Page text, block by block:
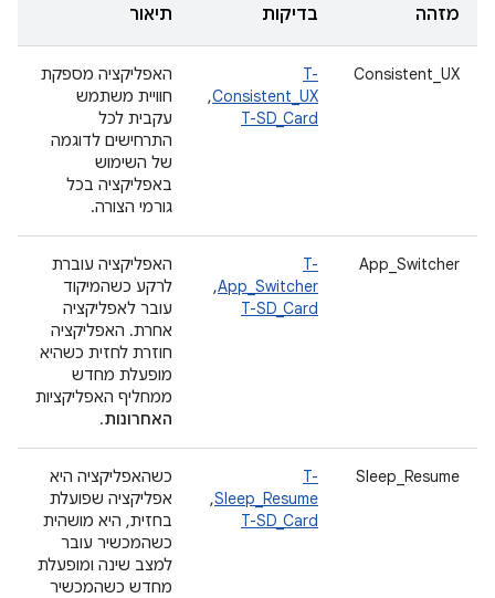
מזהה בדיקות תיאור
Consistent_UX
T-
Consistent_UX
,
T-SD_Card
האפליקציה מספקת
חוויית משתמש
עקבית לכל
התרחישים לדוגמה
של השימוש
באפליקציה בכל
גורמי הצורה.
App_Switcher
T-
App_Switcher
,
T-SD_Card
האפליקציה עוברת
לרקע כשהמיקוד
עובר לאפליקציה
אחרת. האפליקציה
חוזרת לחזית כשהיא
מופעלת מחדש
ממחליף האפליקציות
האחרונות.
Sleep_Resume
T-
Sleep_Resume
,
T-SD_Card
כשהאפליקציה היא
אפליקציה שפועלת
בחזית, היא מושהית
כשהמכשיר עובר
למצב שינה ומופעלת
מחדש כשהמכשיר